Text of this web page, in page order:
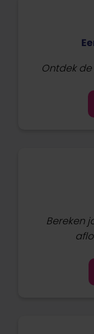
Ontdek
Bereken